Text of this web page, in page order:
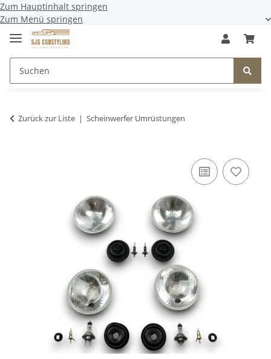
Zum Hauptinhalt springen
Zum Menü springen
Zurück zur Liste Scheinwerfer Umrüstungen